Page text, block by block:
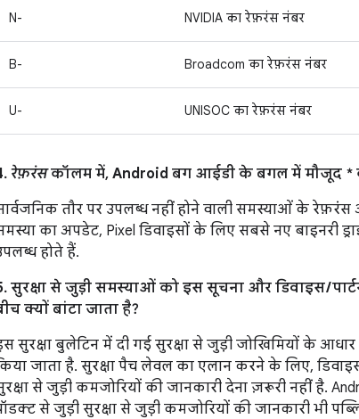
N- NVIDIA का रेफ़रंस नंबर
B- Broadcom का रेफ़रंस नंबर
U- UNISOC का रेफ़रंस नंबर
रेफ़रंसकॉलम में, Android बग आईडी के बगल में मौजूद *
तौर पर उपलब्ध नहीं होने वाली समस्याओं के
का अपडेट, Pixel डिवाइसों के लिए सबसे नए बाइनरी
होते हैं.
सुरक्षा से जुड़ी समस्याओं को इस सूचना और डिवाइस /
क्यों बांटा जाता है?
सुरक्षा बुलेटिन में दी गई सुरक्षा से जुड़ी जोखिमियों के
जाता है. सुरक्षा पैच लेवल का एलान करने के लिए,
से जुड़ी कमजोरियों की जानकारी देना ज़रूरी नहीं है.
से जुड़ी सुरक्षा से जुड़ी कमजोरियों की जानकारी भी